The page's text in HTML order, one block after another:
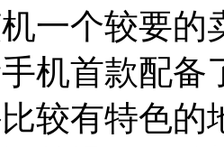
一个较要的
机首款配备
较有特色的